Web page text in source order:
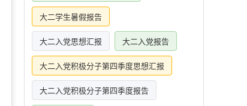
大二学生暑假报告
大二入党思想汇报 大二入党报告
大二入党积极分子第四季度思想汇报
大二入党积极分子第四季度报告